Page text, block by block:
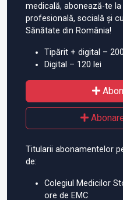
medicală, abonează-te la
profesională, socială și
Sănătate din România!
Tipărit + digital –
Digital – 120 lei
Titularii abonamentelor
de:
Colegiul Medicilor
ore de EMC